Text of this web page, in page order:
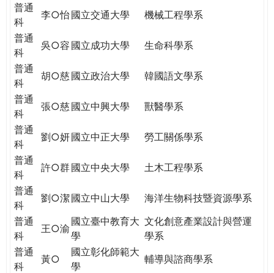
民。
WAGOR
TODAY
THE
WORLD
TOMORROW
PUTTING
YOU
THE
PATH
普通
科
李○怡國立交通大學
機械工程學系
普通
科
吳○容 國立成功大學
生命科學系
普通
科
胡○慈國立政治大學
韓國語文學系
普通
科
張○慈國立中興大學
獸醫學系
普通
科
劉○妍國立中正大學
勞工關係學系
普通
科
許○群國立中央大學
土木工程學系
普通
科
劉○潔國立中山大學
海洋生物科技暨資源學系
普通
科
王○渝
國立臺中教育大
學
文化創意產業設計與營運
學系
普通
科
黃○
國立彰化師範大
學
輔導與諮商學系